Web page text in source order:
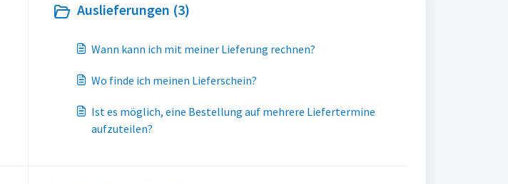
Auslieferungen (3)
Wann kann ich mit meiner Lieferung rechnen?
Wo finde ich meinen Lieferschein?
Ist es möglich, eine Bestellung auf mehrere Liefertermine
aufzuteilen?